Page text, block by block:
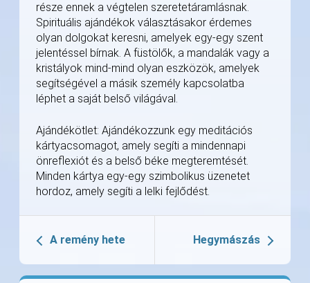
része ennek a végtelen szeretetáramlásnak.
Spirituális ajándékok választásakor érdemes
olyan dolgokat keresni, amelyek egy-egy szent
jelentéssel bírnak. A füstölők, a mandalák vagy a
kristályok mind-mind olyan eszközök, amelyek
segítségével a másik személy kapcsolatba
léphet a saját belső világával.
Ajándékötlet: Ajándékozzunk egy meditációs
kártyacsomagot, amely segíti a mindennapi
önreflexiót és a belső béke megteremtését.
Minden kártya egy-egy szimbolikus üzenetet
hordoz, amely segíti a lelki fejlődést.
A remény hete Hegymászás